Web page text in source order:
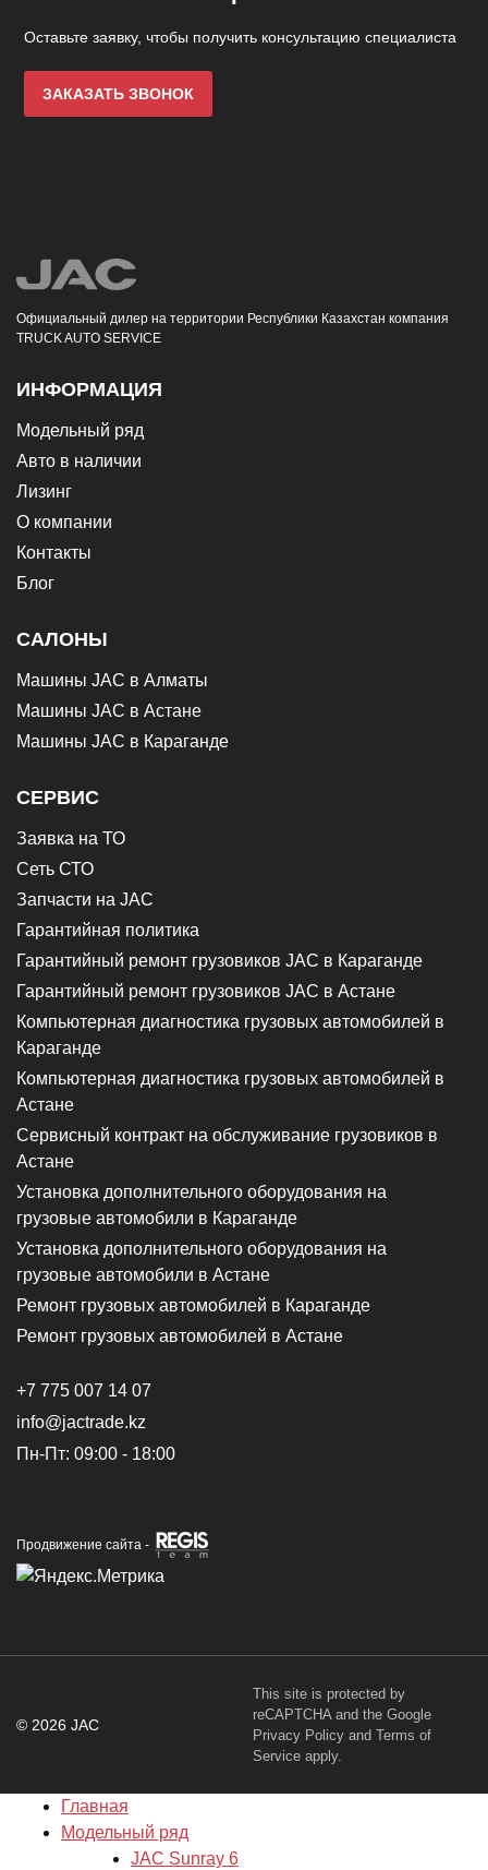
Оставьте заявку, чтобы получить консультацию специалиста
ЗАКАЗАТЬ ЗВОНОК
Официальный дилер на территории Республики Казахстан компания
TRUCK AUTO SERVICE
ИНФОРМАЦИЯ
Модельный ряд
Авто в наличии
Лизинг
О компании
Контакты
Блог
САЛОНЫ
Машины JAC в Алматы
Машины JAC в Астане
Машины JAC в Караганде
СЕРВИС
Заявка на ТО
Сеть СТО
Запчасти на JAC
Гарантийная политика
Гарантийный ремонт грузовиков JAC в Караганде
Гарантийный ремонт грузовиков JAC в Астане
Компьютерная диагностика грузовых автомобилей в
Караганде
Компьютерная диагностика грузовых автомобилей в
Астане
Сервисный контракт на обслуживание грузовиков в
Астане
Установка дополнительного оборудования на
грузовые автомобили в Караганде
Установка дополнительного оборудования на
грузовые автомобили в Астане
Ремонт грузовых автомобилей в Караганде
Ремонт грузовых автомобилей в Астане
+7 775 007 14 07
info@jactrade.kz
Пн-Пт: 09:00 - 18:00
Продвижение сайта -
© 2026 JAC
This site is protected by
reCAPTCHA and the Google
Privacy Policy and Terms of
Service apply.
Главная
Модельный ряд
JAC Sunray 6